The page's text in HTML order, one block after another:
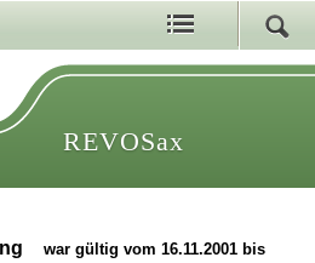
REVOSax
war gültig vom 16.11.2001 bis